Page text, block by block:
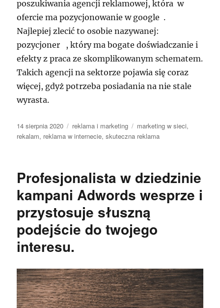
poszukiwania agencji reklamowej, która w
ofercie ma pozycjonowanie w google .
Najlepiej zlecić to osobie nazywanej:
pozycjoner , który ma bogate doświadczanie i
efekty z praca ze skomplikowanym schematem.
Takich agencji na sektorze pojawia się coraz
więcej, gdyż potrzeba posiadania na nie stale
wyrasta.
Data
publikacji
14 sierpnia 2020 Kategorie
reklama i marketing Tagi
marketing w sieci,
rekalam, reklama w internecie,skuteczna reklama
Profesjonalista w dziedzinie
kampani Adwords wesprze i
przystosuje słuszną
podejście do twojego
interesu.